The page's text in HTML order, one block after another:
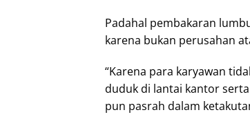
Padahal pembakaran
karena bukan perusahan
“Karena para karyawan
duduk di lantai kantor
pun pasrah dalam